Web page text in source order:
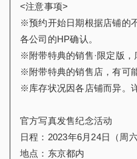
<注意事项>
※预约开始日期根据店铺的
各公司的HP确认。
※附带特典的销售·限定版，
※附带特典的销售店，有可
※库存状况因各店铺而异。
官方写真发售纪念活动
日程：2023年6月24日（周六
地点：东京都内